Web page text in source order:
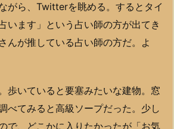
がら、Twitterを眺める。するとタイ
います」という占い師の方が出てき
んが推している占い師の方だ。よ
歩いていると要塞みたいな建物。窓
べてみると高級ソープだった。少し
で、どこかに入りたかったが「お気